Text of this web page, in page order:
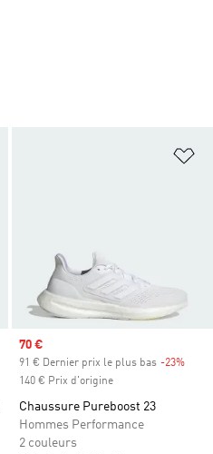
Ajouter à la Liste de produits
Prix soldé
70 €
91 € Dernier prix le plus bas -23%
140 € Prix d'origine
Chaussure Pureboost 23
Hommes Performance
2 couleurs